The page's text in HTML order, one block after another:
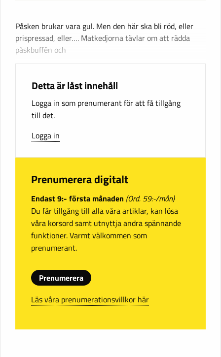
Påsken brukar vara gul. Men den här ska bli röd, eller
prispressad, eller…. Matkedjorna tävlar om att rädda
påskbuffén och
Detta är låst innehåll
Logga in som prenumerant för att få tillgång
till det.
Logga in
Prenumerera digitalt
Endast 9:- första månaden (Ord. 59:-/mån)
Du får tillgång till alla våra artiklar, kan lösa
våra korsord samt utnyttja andra spännande
funktioner. Varmt välkommen som
prenumerant.
Prenumerera
Läs våra prenumerationsvillkor här